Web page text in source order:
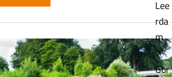
Lee
rda
m
Gor